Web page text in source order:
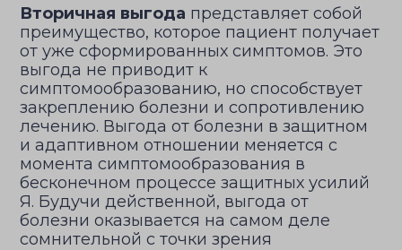
Вторичная выгода представляет собой
преимущество, которое пациент получает
от уже сформированных симптомов. Это
выгода не приводит к
симптомообразованию, но способствует
закреплению болезни и сопротивлению
лечению. Выгода от болезни в защитном
и адаптивном отношении меняется с
момента симптомообразования в
бесконечном процессе защитных усилий
Я. Будучи действенной, выгода от
болезни оказывается на самом деле
сомнительной с точки зрения